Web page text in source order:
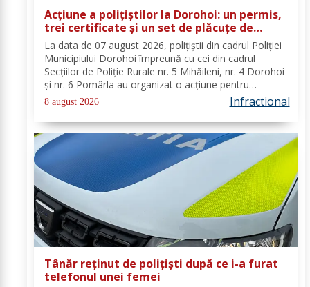
Acțiune a polițiștilor la Dorohoi: un permis,
trei certificate și un set de plăcuțe de
înmatriculare reținute
La data de 07 august 2026, polițiștii din cadrul Poliției
Municipiului Dorohoi împreună cu cei din cadrul
Secțiilor de Poliție Rurale nr. 5 Mihăileni, nr. 4 Dorohoi
și nr. 6 Pomârla au organizat o acțiune pentru
prevenirea și combaterea faptelor de natură penală și
contravențională, verificarea...
8 august 2026 Infractional
Tânăr reținut de polițiști după ce i-a furat
telefonul unei femei